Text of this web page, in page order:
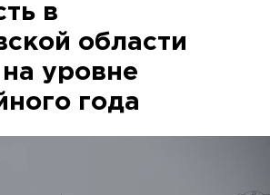
в
области
на уровне
года